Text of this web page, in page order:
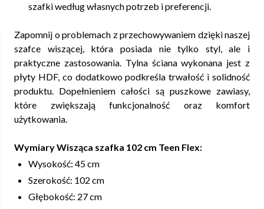
szafki według własnych potrzeb i preferencji.
Zapomnij o problemach z przechowywaniem dzięki naszej
szafce wiszącej, która posiada nie tylko styl, ale i
praktyczne zastosowania. Tylna ściana wykonana jest z
płyty HDF, co dodatkowo podkreśla trwałość i solidność
produktu. Dopełnieniem całości są puszkowe zawiasy,
które zwiększają funkcjonalność oraz komfort
użytkowania.
Wymiary Wisząca szafka 102 cm Teen Flex:
Wysokość: 45 cm
Szerokość: 102 cm
Głębokość: 27 cm